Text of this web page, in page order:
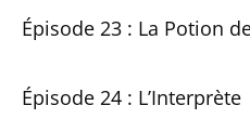
Épisode 23 : La Potion
Épisode 24 : L’Interprète